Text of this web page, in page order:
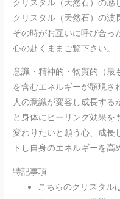
クリスタル（天然石）の感
クリスタル（天然石）の波
その時がお互いに呼び合っ
心の赴くままご覧下さい。
意識・精神的・物質的（最
を含むエネルギーが顕現さ
人の意識が変容し成長する
と身体にヒーリング効果を
変わりたいと願う心、成長
トし自身のエネルギーを高
特記事項
こちらのクリスタル